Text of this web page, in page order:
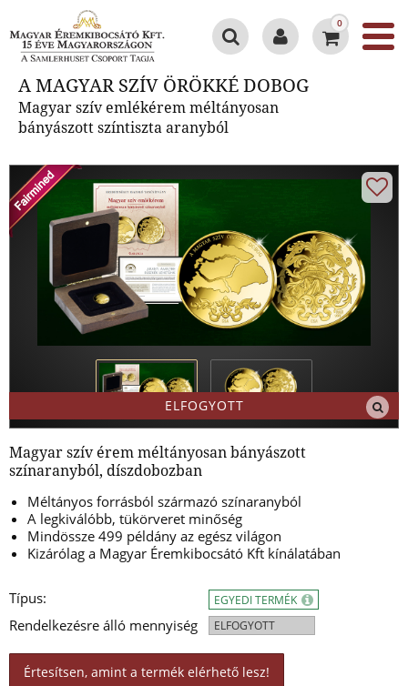
0
A MAGYAR SZÍV ÖRÖKKÉ DOBOG
Magyar szív emlékérem méltányosan
bányászott színtiszta aranyból
ELFOGYOTT
Magyar szív érem méltányosan bányászott
színaranyból, díszdobozban
Méltányos forrásból származó színaranyból
A legkiválóbb, tükörveret minőség
Mindössze 499 példány az egész világon
Kizárólag a Magyar Éremkibocsátó Kft kínálatában
Típus:
Rendelkezésre álló mennyiség
EGYEDI TERMÉK
ELFOGYOTT
Értesítsen, amint a termék elérhető lesz!
A MAGYAR SZÍV ÖRÖKKÉ DOBOG